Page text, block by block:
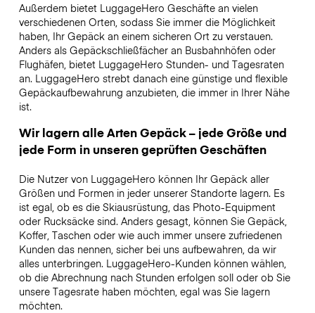
Außerdem bietet LuggageHero Geschäfte an vielen
verschiedenen Orten, sodass Sie immer die Möglichkeit
haben, Ihr Gepäck an einem sicheren Ort zu verstauen.
Anders als Gepäckschließfächer an Busbahnhöfen oder
Flughäfen, bietet LuggageHero Stunden- und Tagesraten
an. LuggageHero strebt danach eine günstige und flexible
Gepäckaufbewahrung anzubieten, die immer in Ihrer Nähe
ist.
Wir lagern alle Arten Gepäck – jede Größe und
jede Form in unseren geprüften Geschäften
Die Nutzer von LuggageHero können Ihr Gepäck aller
Größen und Formen in jeder unserer Standorte lagern. Es
ist egal, ob es die Skiausrüstung, das Photo-Equipment
oder Rucksäcke sind. Anders gesagt, können Sie Gepäck,
Koffer, Taschen oder wie auch immer unsere zufriedenen
Kunden das nennen, sicher bei uns aufbewahren, da wir
alles unterbringen. LuggageHero-Kunden können wählen,
ob die Abrechnung nach Stunden erfolgen soll oder ob Sie
unsere Tagesrate haben möchten, egal was Sie lagern
möchten.